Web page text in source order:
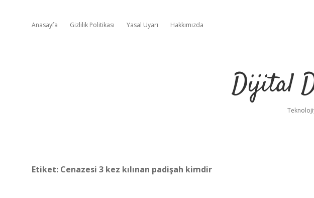
Anasayfa Gizlilik Politikası Yasal Uyarı Hakkımızda
Dijital
Etiket: Cenazesi 3 kez kılınan padişah kimdir